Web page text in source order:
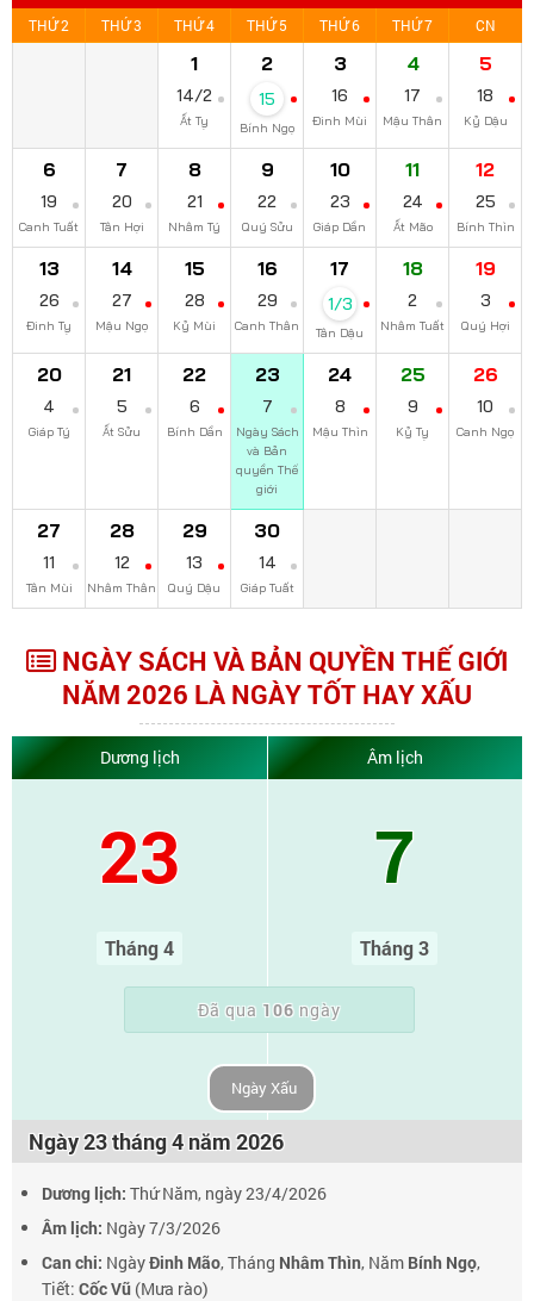
THỨ 2 THỨ 3 THỨ 4 THỨ 5 THỨ 6 THỨ 7 CN
1
14/2
Ất Tỵ
2
15
Bính Ngọ
3
16
Đinh Mùi
4
17
Mậu Thân
5
18
Kỷ Dậu
6
19
Canh Tuất
7
20
Tân Hợi
8
21
Nhâm Tý
9
22
Quý Sửu
10
23
Giáp Dần
11
24
Ất Mão
12
25
Bính Thìn
13
26
Đinh Tỵ
14
27
Mậu Ngọ
15
28
Kỷ Mùi
16
29
Canh Thân
17
1/3
Tân Dậu
18
2
Nhâm Tuất
19
3
Quý Hợi
20
4
Giáp Tý
21
5
Ất Sửu
22
6
Bính Dần
23
7
Ngày Sách
và Bản
quyền Thế
giới
24
8
Mậu Thìn
25
9
Kỷ Tỵ
26
10
Canh Ngọ
27
11
Tân Mùi
28
12
Nhâm Thân
29
13
Quý Dậu
30
14
Giáp Tuất
NGÀY SÁCH VÀ BẢN QUYỀN THẾ GIỚI
NĂM 2026 LÀ NGÀY TỐT HAY XẤU
Dương lịch
23
Tháng 4
Âm lịch
7
Tháng 3
Ngày Xấu
Đã qua 106 ngày
Ngày 23 tháng 4 năm 2026
Dương lịch: Thứ Năm, ngày 23/4/2026
Âm lịch: Ngày 7/3/2026
Can chi: NgàyĐinh Mão, Tháng Nhâm Thìn, Năm Bính Ngọ,
Tiết: Cốc Vũ (Mưa rào)